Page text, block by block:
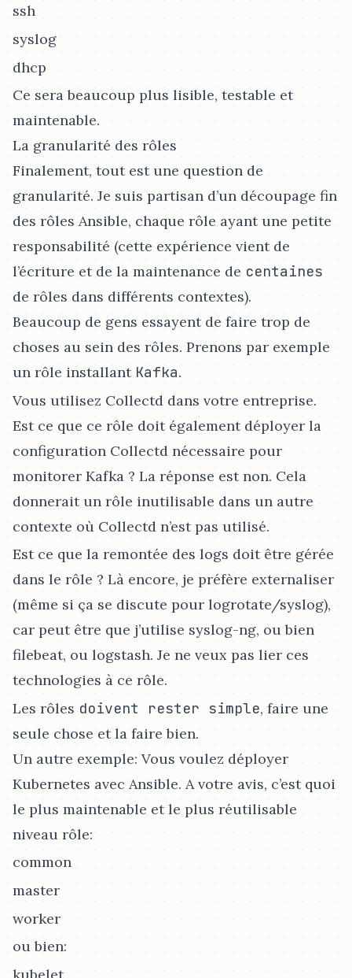
ssh
syslog
dhcp
Ce sera beaucoup plus lisible, testable et
maintenable.
La granularité des rôles
Finalement, tout est une question de
granularité. Je suis partisan d’un découpage fin
des rôles Ansible, chaque rôle ayant une petite
responsabilité (cette expérience vient de
l’écriture et de la maintenance de centaines
de rôles dans différents contextes).
Beaucoup de gens essayent de faire trop de
choses au sein des rôles. Prenons par exemple
un rôle installant Kafka.
Vous utilisez Collectd dans votre entreprise.
Est ce que ce rôle doit également déployer la
configuration Collectd nécessaire pour
monitorer Kafka ? La réponse est non. Cela
donnerait un rôle inutilisable dans un autre
contexte où Collectd n’est pas utilisé.
Est ce que la remontée des logs doit être gérée
dans le rôle ? Là encore, je préfère externaliser
(même si ça se discute pour logrotate/syslog),
car peut être que j’utilise syslog-ng, ou bien
filebeat, ou logstash. Je ne veux pas lier ces
technologies à ce rôle.
Les rôles doivent rester simple, faire une
seule chose et la faire bien.
Un autre exemple: Vous voulez déployer
Kubernetes avec Ansible. A votre avis, c’est quoi
le plus maintenable et le plus réutilisable
niveau rôle:
common
master
worker
ou bien:
kubelet